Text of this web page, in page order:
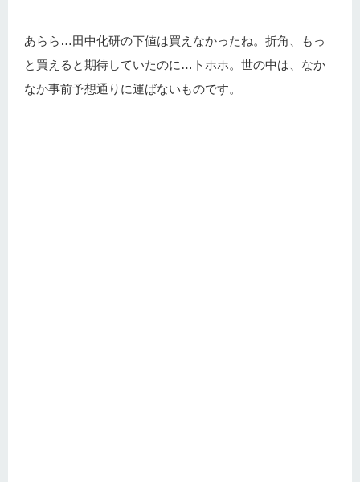
あらら…田中化研の下値は買えなかったね。折角、もっ
と買えると期待していたのに…トホホ。世の中は、なか
なか事前予想通りに運ばないものです。